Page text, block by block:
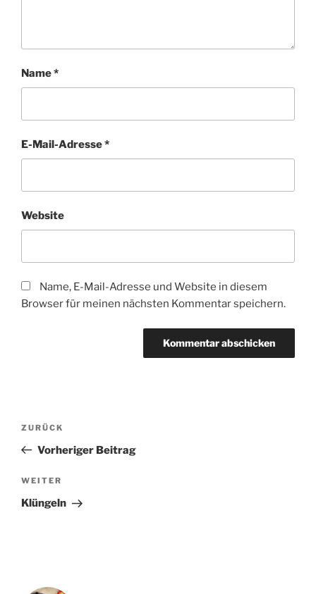
Name*
E-Mail-Adresse*
Website
Name, E-Mail-Adresse und Website in diesem
Browser für meinen nächsten Kommentar speichern.
Beitragsnavigation
Vorheriger
Beitrag
ZURÜCK
Vorheriger Beitrag
Nächster
Beitrag
WEITER
Klüngeln